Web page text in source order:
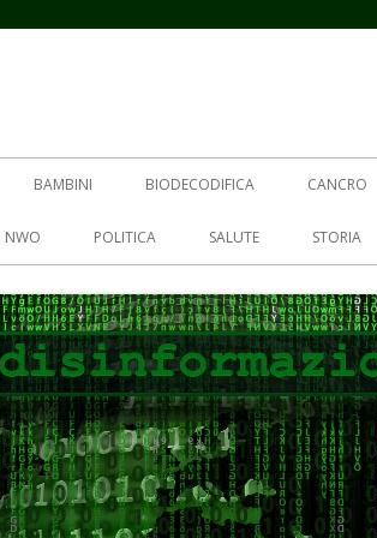
BAMBINI BIODECODIFICA CANCRO
NWO POLITICA SALUTE STORIA